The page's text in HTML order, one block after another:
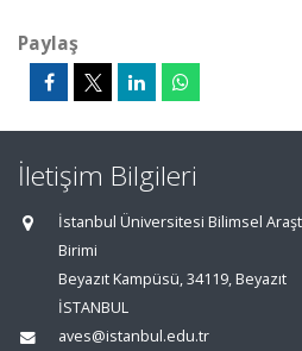
Paylaş
İletişim Bilgileri
İstanbul Üniversitesi Bilimsel
Birimi
Beyazıt Kampüsü, 34119, Beyazıt
İSTANBUL
aves@istanbul.edu.tr